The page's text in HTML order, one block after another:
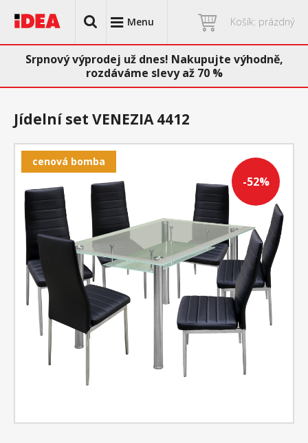
Menu Košík: prázdný
Srpnový výprodej už dnes! Nakupujte výhodně,
rozdáváme slevy až 70 %
-52%
cenová bomba
Jídelní set VENEZIA 4412